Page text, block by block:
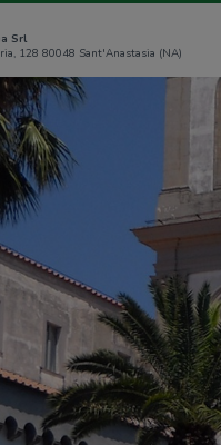
Tecnostasia Srl
128 80048 Sant'Anastasia (NA)